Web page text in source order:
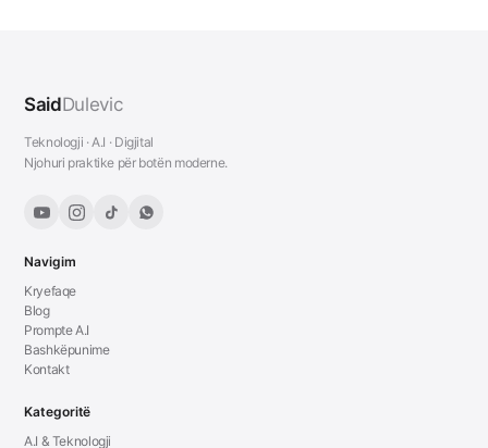
SaidDulevic
Teknologji · A.I · Digjital
Njohuri praktike për botën moderne.
Navigim
Kryefaqe
Blog
Prompte A.I
Bashkëpunime
Kontakt
Kategoritë
A.I & Teknologji